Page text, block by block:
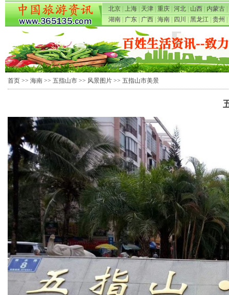
北京 上海 天津 重庆 河北 山西 内蒙古
湖南
广东 广西 海南 四川 黑龙江 贵州
首页 >> 海南 >> 五指山市 >> 风景图片 >> 五指山市美景